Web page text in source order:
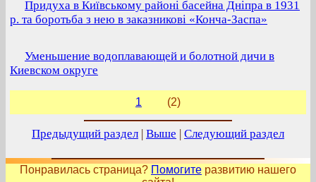
Придуха в Київському районі басейна Дніпра в 1931
р. та боротьба з нею в заказникові «Конча-Заспа»
Уменьшение водоплавающей и болотной дичи в
Киевском округе
1 (2)
Предыдущий раздел | Выше | Следующий раздел
Понравилась страница? Помогите развитию нашего